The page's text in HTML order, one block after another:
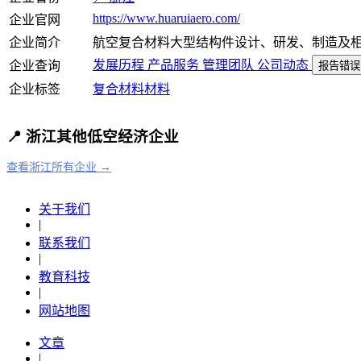
企业官网
https://www.huaruiaero.com/
企业简介
航空复合材料大型结构件设计、研发、制造及
企业查询
发展历程 产品服务 管理团队 公司动态 报告错误
企业标签 复合材料材料
📍 浙江其他低空经济企业
查看浙江所有企业 →
关于我们
|
联系我们
|
教育科技
|
网站地图
文章
|